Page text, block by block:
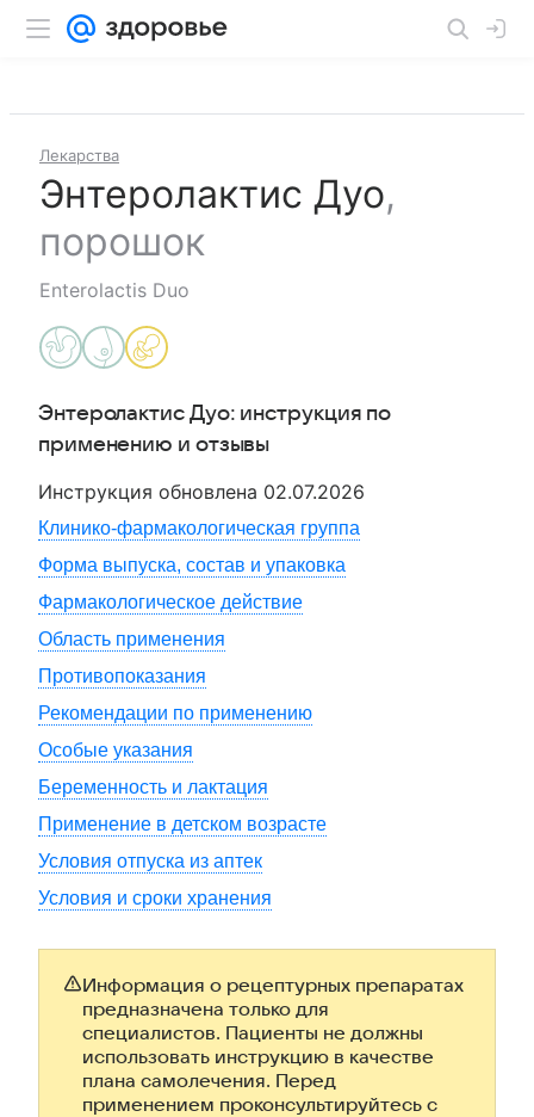
Лекарства
Энтеролактис Дуо,
порошок
Enterolactis Duo
Энтеролактис Дуо: инструкция по
применению и отзывы
Инструкция обновлена 02.07.2026
Клинико-фармакологическая группа
Форма выпуска, состав и упаковка
Фармакологическое действие
Область применения
Противопоказания
Рекомендации по применению
Особые указания
Беременность и лактация
Применение в детском возрасте
Условия отпуска из аптек
Условия и сроки хранения
Информация о рецептурных препаратах
предназначена только для
специалистов. Пациенты не должны
использовать инструкцию в качестве
плана самолечения. Перед
применением проконсультируйтесь с